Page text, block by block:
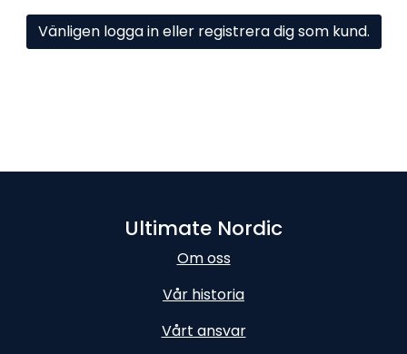
Vänligen logga in eller registrera dig som kund.
Ultimate Nordic
Om oss
Vår historia
Vårt ansvar